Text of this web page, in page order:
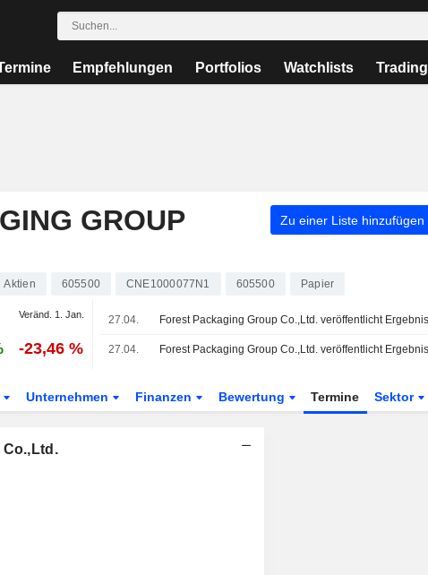
Empfehlungen Portfolios Watchlists Trading
GROUP
Zu einer Liste hinzufügen
Aktien 605500 CNE1000077N1 605500 Papier
Veränd. 1. Jan.
-23,46 %
27.04.
27.04.
Unternehmen Finanzen Bewertung Termine Sektor